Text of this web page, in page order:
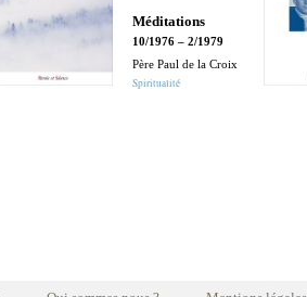
Méditations
10/1976 – 2/1979
Père Paul de la Croix
Spiritualité